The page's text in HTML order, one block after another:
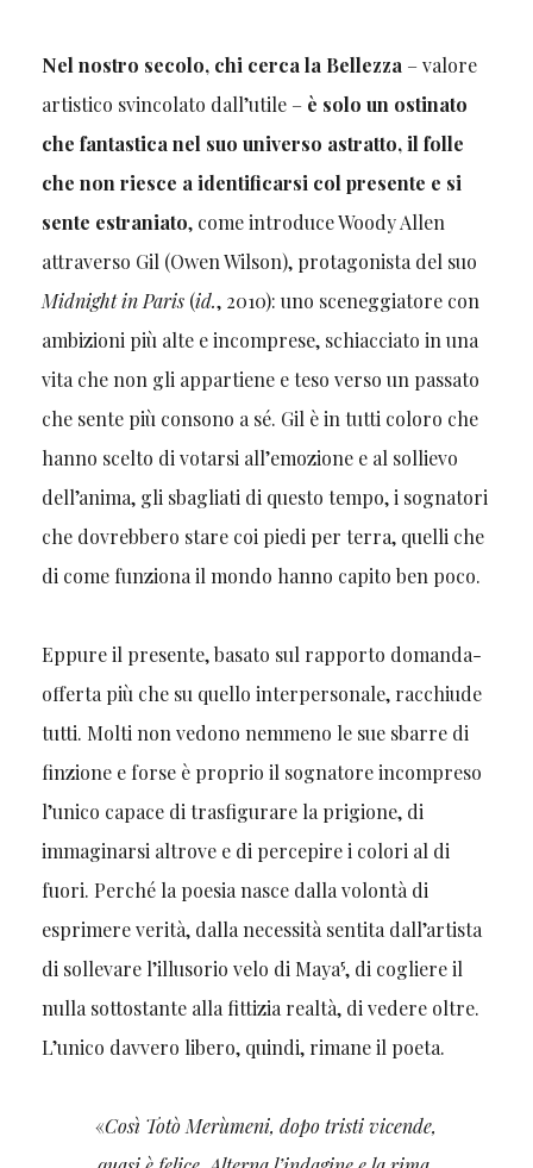
Nel nostro secolo, chi cerca la Bellezza – valore
artistico svincolato dall’utile – è solo un ostinato
che fantastica nel suo universo astratto, il folle
che non riesce a identificarsi col presente e si
sente estraniato, come introduce Woody Allen
attraverso Gil (Owen Wilson), protagonista del suo
Midnight in Paris(id., 2010): uno sceneggiatore con
ambizioni più alte e incomprese, schiacciato in una
vita che non gli appartiene e teso verso un passato
che sente più consono a sé. Gil è in tutti coloro che
hanno scelto di votarsi all’emozione e al sollievo
dell’anima, gli sbagliati di questo tempo, i sognatori
che dovrebbero stare coi piedi per terra, quelli che
di come funziona il mondo hanno capito ben poco.
Eppure il presente, basato sul rapporto domanda-
offerta più che su quello interpersonale, racchiude
tutti. Molti non vedono nemmeno le sue sbarre di
finzione e forse è proprio il sognatore incompreso
l’unico capace di trasfigurare la prigione, di
immaginarsi altrove e di percepire i colori al di
fuori. Perché la poesia nasce dalla volontà di
esprimere verità, dalla necessità sentita dall’artista
di sollevare l’illusorio velo di Maya5, di cogliere il
nulla sottostante alla fittizia realtà, di vedere oltre.
L’unico davvero libero, quindi, rimane il poeta.
«Così Totò Merùmeni, dopo tristi vicende,